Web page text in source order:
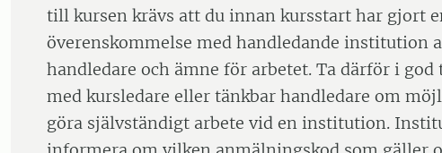
till kursen krävs att du innan kursstart har gjort
överenskommelse med handledande institution
handledare och ämne för arbetet. Ta därför i
med kursledare eller tänkbar handledare om
göra självständigt arbete vid en institution.